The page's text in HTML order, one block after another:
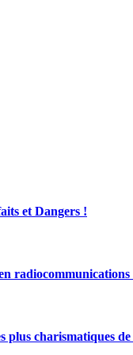
et Dangers !
plus charismatiques de